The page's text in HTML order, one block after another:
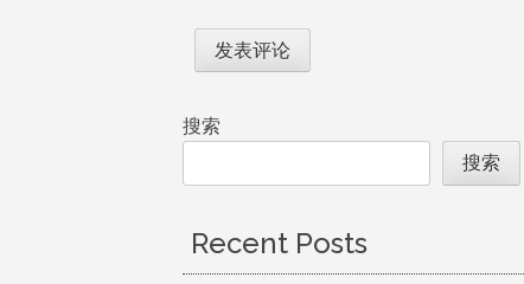
搜索
搜索
Recent Posts